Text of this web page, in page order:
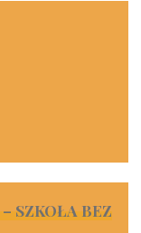
SZKOŁA BEZ